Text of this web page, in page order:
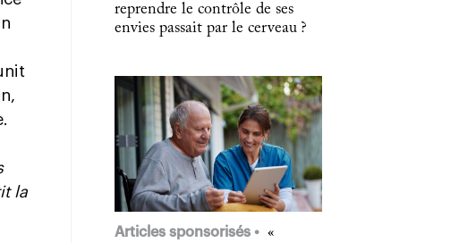
la
reprendre le contrôle de ses
envies passait par le cerveau ?
Articles sponsorisés
«